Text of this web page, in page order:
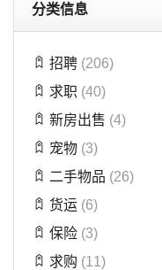
分类信息
招聘 (206)
求职 (40)
新房出售 (4)
宠物 (3)
二手物品 (26)
货运 (6)
保险 (3)
求购 (11)